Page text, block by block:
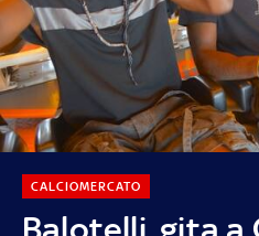
CALCIOMERCATO